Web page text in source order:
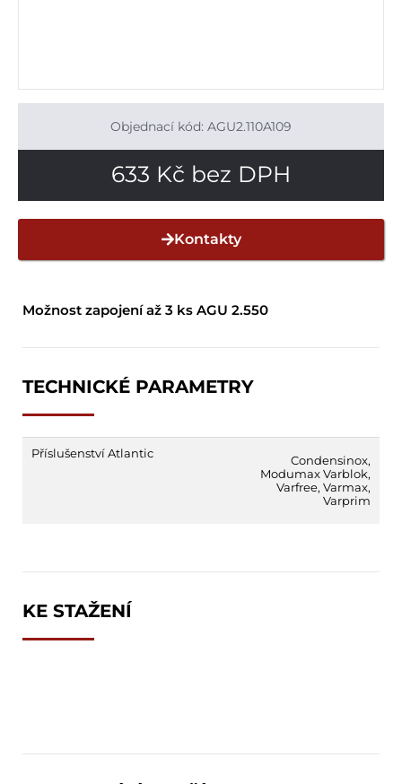
Možnost zapojení až 3 ks AGU 2.550
TECHNICKÉ PARAMETRY
Příslušenství Atlantic Condensinox,
Modumax Varblok,
Varfree, Varmax,
Varprim
KE STAŽENÍ
Objednací kód: AGU2.110A109
633 Kč bez DPH
Kontakty